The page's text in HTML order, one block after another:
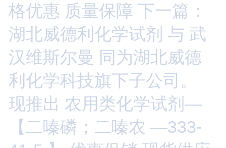
格优惠 质量保障 下一篇：
湖北威德利化学试剂 与 武
汉维斯尔曼 同为湖北威德
利化学科技旗下子公司。
现推出 农用类化学试剂—
【二嗪磷；二嗪农 —333-